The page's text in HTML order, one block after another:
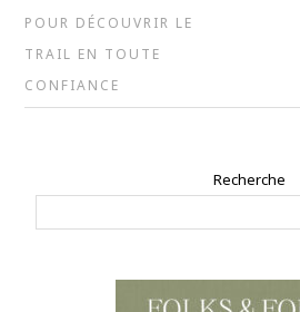
POUR DÉCOUVRIR LE
TRAIL EN TOUTE
CONFIANCE
Recherche